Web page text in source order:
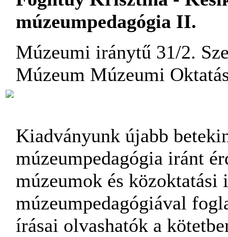
múzeumpedagógia II.
Múzeumi iránytű 31/2.
Múzeum Múzeumi
Kiadványunk újabb
múzeumpedagógia iránt
múzeumok és közoktatási
múzeumpedagógiával
írásai olvashatók a